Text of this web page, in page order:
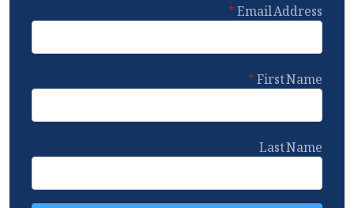
Email Address
First Name
Last Name